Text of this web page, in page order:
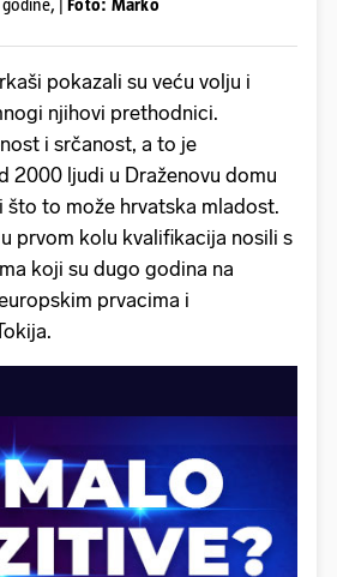
|
Foto: Marko
pokazali su veću volju i
njihovi prethodnici.
i srčanost, a to je
2000 ljudi u Draženovu domu
što to može hrvatska mladost.
prvom kolu kvalifikacija nosili s
koji su dugo godina na
prvacima i